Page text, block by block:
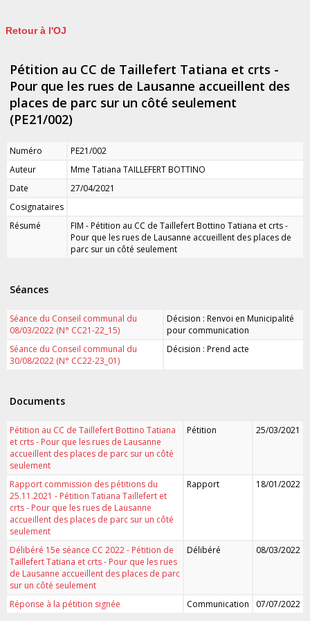
Retour à l'OJ
Pétition au CC de Taillefert Tatiana et crts -
Pour que les rues de Lausanne accueillent des
places de parc sur un côté seulement
(PE21/002)
Numéro
PE21/002
Auteur
Mme Tatiana TAILLEFERT BOTTINO
Date
27/04/2021
Cosignataires
Résumé
FIM - Pétition au CC de Taillefert Bottino Tatiana et crts -
Pour que les rues de Lausanne accueillent des places de
parc sur un côté seulement
Séances
Séance du Conseil communal du
08/03/2022 (N° CC21-22_15)
Décision : Renvoi en Municipalité
pour communication
Séance du Conseil communal du
30/08/2022 (N° CC22-23_01)
Décision : Prend acte
Documents
Pétition au CC de Taillefert Bottino Tatiana
et crts - Pour que les rues de Lausanne
accueillent des places de parc sur un côté
seulement
Pétition 25/03/2021
Rapport commission des pétitions du
25.11.2021 - Pétition Tatiana Taillefert et
crts - Pour que les rues de Lausanne
accueillent des places de parc sur un côté
seulement
Rapport 18/01/2022
Délibéré 15e séance CC 2022 - Pétition de
Taillefert Tatiana et crts - Pour que les rues
de Lausanne accueillent des places de parc
sur un côté seulement
Délibéré 08/03/2022
Réponse à la pétition signée Communication 07/07/2022